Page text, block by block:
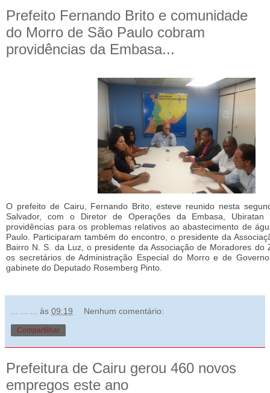
Prefeito Fernando Brito e comunidade
do Morro de São Paulo cobram
providências da Embasa...
O prefeito de Cairu, Fernando Brito, esteve reunido nesta
Salvador, com o Diretor de Operações da Embasa, Ubiratan
providências para os problemas relativos ao abastecimento de
Paulo. Participaram também do encontro, o presidente da
Bairro N. S. da Luz, o presidente da Associação de Moradores do
os secretários de Administração Especial do Morro e de
gabinete do Deputado Rosemberg Pinto.
às 09:19 Nenhum comentário:
Compartilhar
Prefeitura de Cairu gerou 460 novos
empregos este ano